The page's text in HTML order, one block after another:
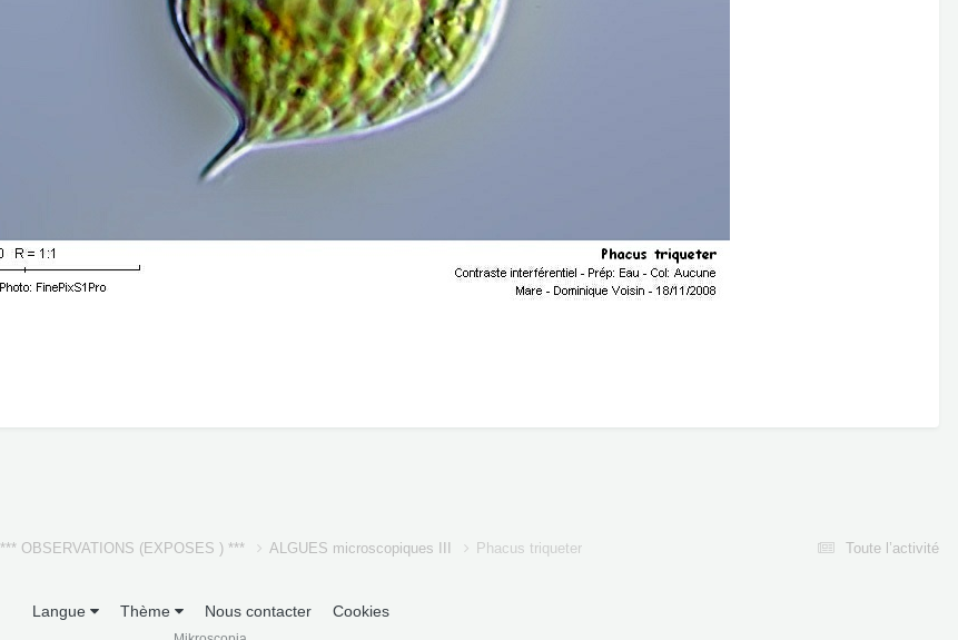
Toute l’activité
*** OBSERVATIONS (EXPOSES ) *** ALGUES microscopiques III Phacus triqueter
Langue Thème Nous contacter Cookies